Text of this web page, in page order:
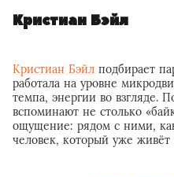
Кристиан Бэйл
Кристиан Бэйл подбирает
работала на уровне
темпа, энергии во взгляде.
вспоминают не столько
ощущение: рядом с ними,
человек, который уже живёт